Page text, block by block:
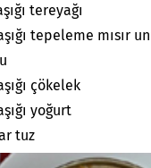
tereyağı
tepeleme mısır
çökelek
yoğurt
tuz